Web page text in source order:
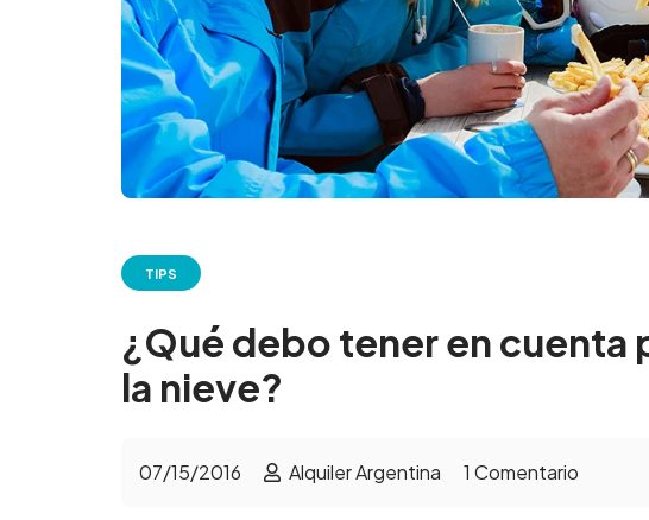
TIPS
¿Qué debo tener en cuenta
la nieve?
07/15/2016 Alquiler Argentina 1 Comentario